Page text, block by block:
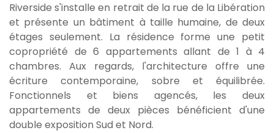
Riverside s'installe en retrait de la rue de la Libération
et présente un bâtiment à taille humaine, de deux
étages seulement. La résidence forme une petit
copropriété de 6 appartements allant de 1 à 4
chambres. Aux regards, l'architecture offre une
écriture contemporaine, sobre et équilibrée.
Fonctionnels et biens agencés, les deux
appartements de deux pièces bénéficient d'une
double exposition Sud et Nord.